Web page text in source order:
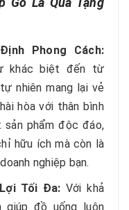
Phong Cách:
khác biệt đến từ
nhiên mang lại vẻ
hòa với thân bình
phẩm độc đáo,
hữu ích mà còn là
nghiệp bạn.
Tối Đa: Với khả
đồ uống luôn